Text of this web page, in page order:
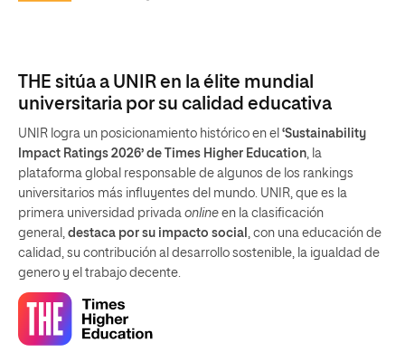
THE sitúa a UNIR en la élite mundial
universitaria por su calidad educativa
UNIR logra un posicionamiento histórico en el ‘Sustainability
Impact Ratings 2026’ de Times Higher Education , la
plataforma global responsable de algunos de los rankings
universitarios más influyentes del mundo. UNIR, que es la
primera universidad privada online en la clasificación
general, destaca por su impacto social
, con una educación de
calidad, su contribución al desarrollo sostenible, la igualdad de
genero y el trabajo decente.